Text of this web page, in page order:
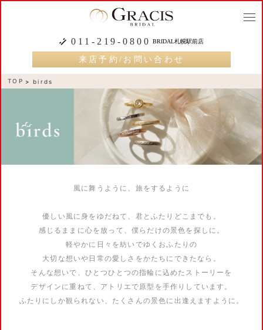
011-219-0800 BRIDAL札幌駅前店
来店予約/お問い合わせ
TOP birds
風に舞うように、旅をするように
優しい風に身をゆだねて、君とふたりどこまでも。
感じるままに心を放って、僕らだけの景色を探しに。
軽やかに日々を紡いでゆくおふたりの
大切な想いや日常の愛しさをかたちにできたなら。
そんな想いで、ひとつひとつの指輪に込めたストーリーを
デザインに重ねて、アトリエで原型を手作りしています。
ふたりにしか観られない、たくさんの景色に出逢えますように。